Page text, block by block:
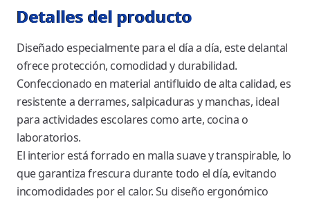
Detalles del producto
Diseñado especialmente para el día a día, este delantal
ofrece protección, comodidad y durabilidad.
Confeccionado en material antifluido de alta calidad, es
resistente a derrames, salpicaduras y manchas, ideal
para actividades escolares como arte, cocina o
laboratorios.
El interior está forrado en malla suave y transpirable, lo
que garantiza frescura durante todo el día, evitando
incomodidades por el calor. Su diseño ergonómico